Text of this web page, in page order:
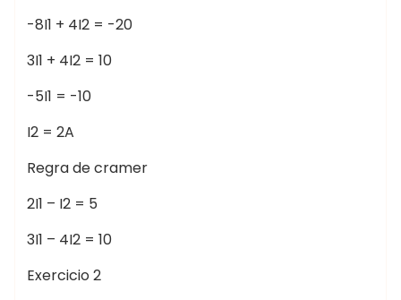
-8I1 + 4I2 = -20
3I1 + 4I2 = 10
-5I1 = -10
I2 = 2A
Regra de cramer
2I1 – I2 = 5
3I1 – 4I2 = 10
Exercicio 2